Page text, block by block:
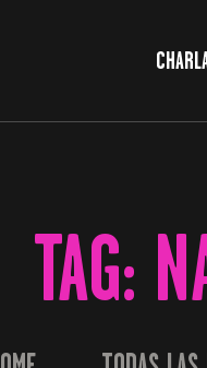
TAG:
CINE Y SERIES
APPS &
EL MUNDO